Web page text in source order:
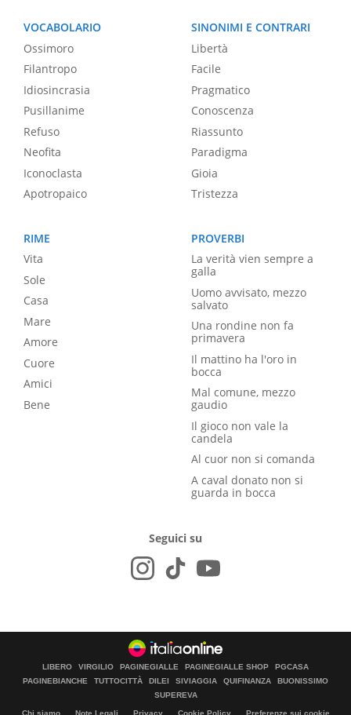
VOCABOLARIO
Ossimoro
Filantropo
Idiosincrasia
Pusillanime
Refuso
Neofita
Iconoclasta
Apotropaico
SINONIMI E CONTRARI
Libertà
Facile
Pragmatico
Conoscenza
Riassunto
Paradigma
Gioia
Tristezza
RIME
Vita
Sole
Casa
Mare
Amore
Cuore
Amici
Bene
PROVERBI
La verità vien sempre a
galla
Uomo avvisato, mezzo
salvato
Una rondine non fa
primavera
Il mattino ha l'oro in
bocca
Mal comune, mezzo
gaudio
Il gioco non vale la
candela
Al cuor non si comanda
A caval donato non si
guarda in bocca
Seguici su
LIBERO VIRGILIO PAGINEGIALLE PAGINEGIALLE SHOP
PGCASA
PAGINEBIANCHE
TUTTOCITTÀ DILEI SIVIAGGIA QUIFINANZA
BUONISSIMO
SUPEREVA